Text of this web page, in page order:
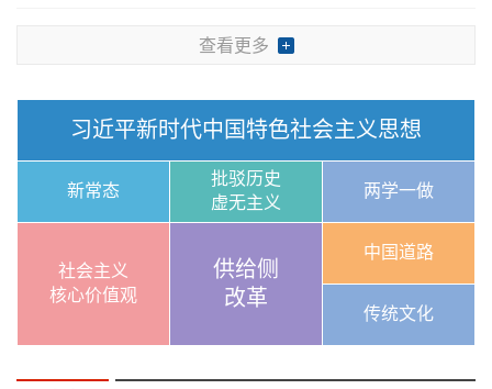
查看更多
习近平新时代中国特色社会主义思想
新常态
批驳历史
虚无主义
两学一做
社会主义
核心价值观
供给侧
改革
中国道路
传统文化